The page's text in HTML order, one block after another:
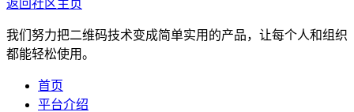
返回社区主页
我们努力把二维码技术变成简单实用的产品，让每个人和组织
都能轻松使用。
首页
平台介绍